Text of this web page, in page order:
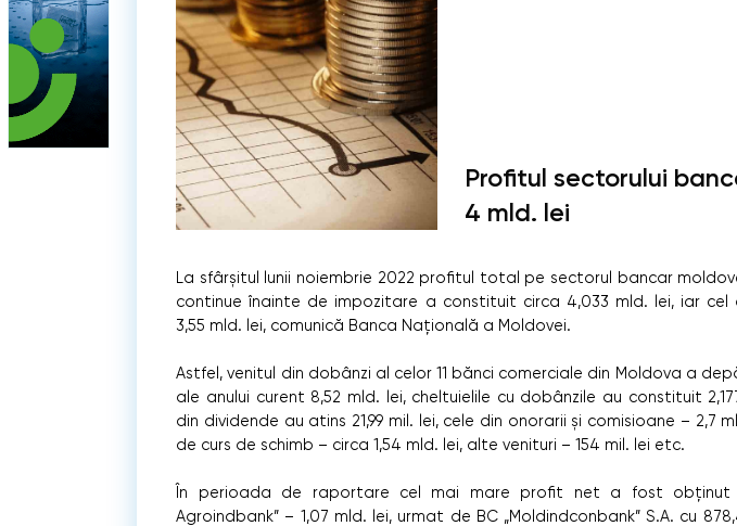
Profitul sectorului
4 mld. lei
La sfârșitul lunii noiembrie 2022 profitul total pe sectorul bancar
continue înainte de impozitare a constituit circa 4,033 mld. lei, iar cel
3,55 mld. lei, comunică Banca Națională a Moldovei.
Astfel, venitul din dobânzi al celor 11 bănci comerciale din Moldova a
ale anului curent 8,52 mld. lei, cheltuielile cu dobânzile au constituit
din dividende au atins 21,99 mil. lei, cele din onorarii și comisioane – 2,7
de curs de schimb – circa 1,54 mld. lei, alte venituri – 154 mil. lei etc.
În perioada de raportare cel mai mare profit net a fost obținut
Agroindbank” – 1,07 mld. lei, urmat de BC „Moldindconbank” S.A. cu